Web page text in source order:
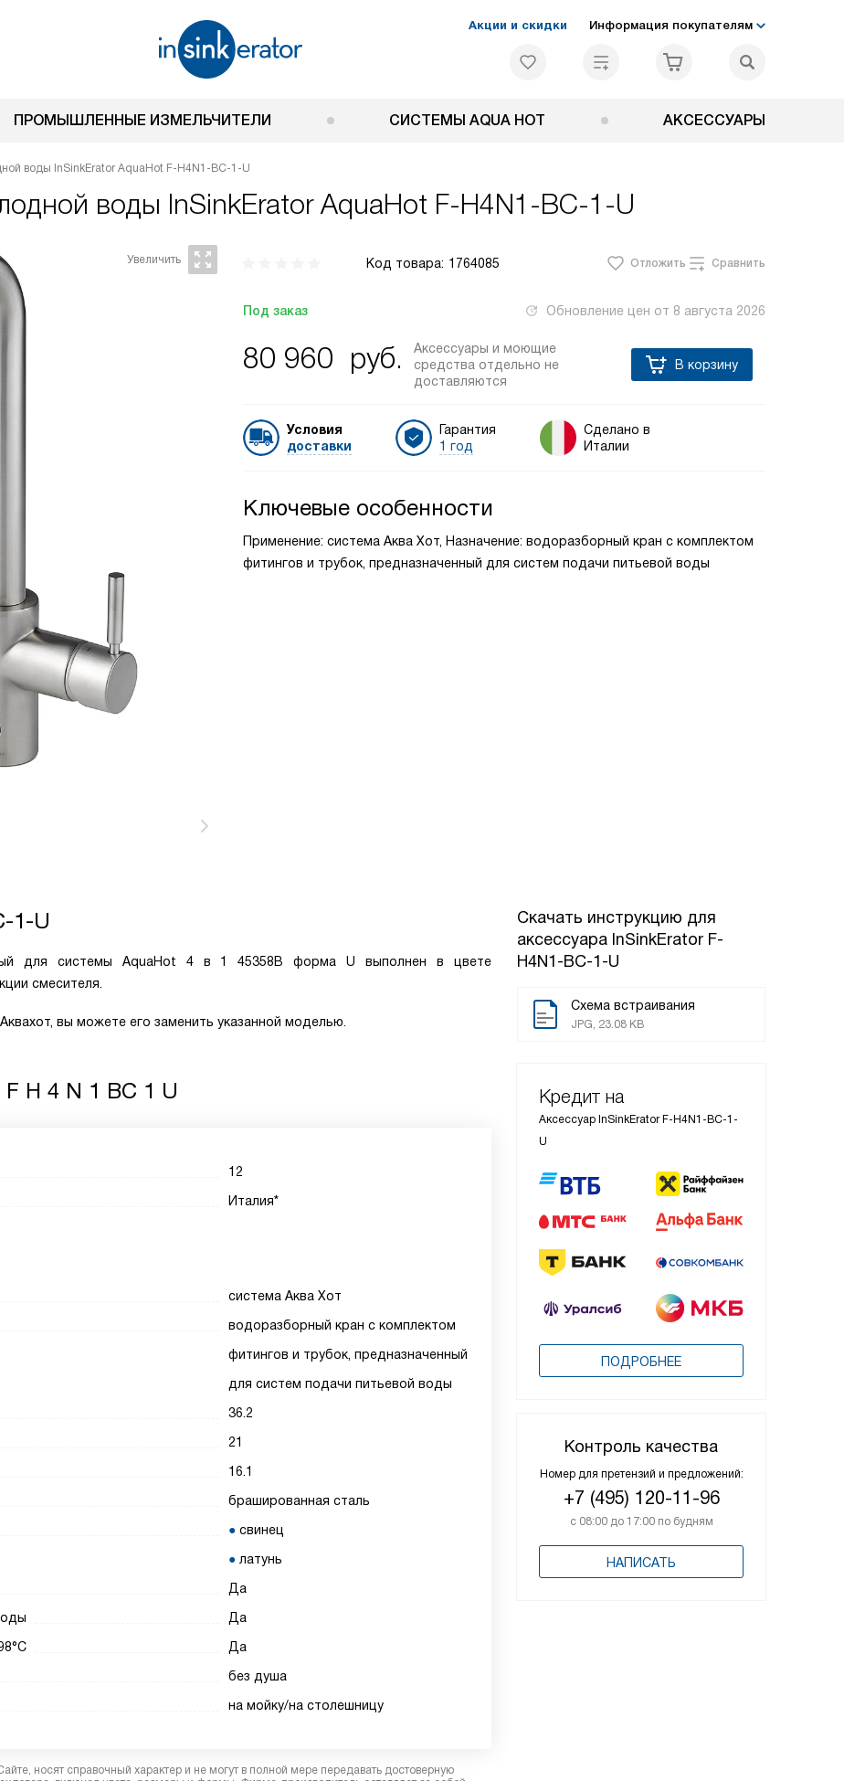
Акции и скидки Информация покупателям
ПРОМЫШЛЕННЫЕ ИЗМЕЛЬЧИТЕЛИ СИСТЕМЫ AQUA HOT АКСЕССУАРЫ
воды InSinkErator AquaHot F-H4N1-BC-1-U
воды InSinkErator AquaHot F-H4N1-BC-1-U
Код товара: 1764085 Отложить Сравнить
Под заказ Обновление цен от 8 августа 2026
80 960 руб.
Аксессуары и моющие
средства отдельно не
доставляются
В корзину
Условия
доставки
Гарантия
1 год
Сделано в
Италии
Ключевые особенности
Применение: система Аква Хот, Назначение: водоразборный кран с комплектом
фитингов и трубок, предназначенный для систем подачи питьевой воды
Скачать инструкцию для
аксессуара InSinkErator F-
H4N1-BC-1-U
Схема встраивания
JPG, 23.08 KB
Кредит на
Аксессуар InSinkErator F-H4N1-BC-1-
U
ПОДРОБНЕЕ
Контроль качества
Номер для претензий и предложений:
+7 (495) 120-11-96
с 08:00 до 17:00 по будням
НАПИСАТЬ
1-U
для системы AquaHot 4 в 1 45358B форма U выполнен в цвете
смесителя.
вы можете его заменить указанной моделью.
H 4 N 1 BC 1 U
12
Италия*
система Аква Хот
водоразборный кран с комплектом
фитингов и трубок, предназначенный
для систем подачи питьевой воды
36.2
21
16.1
брашированная сталь
свинец
латунь
Да
Да
Да
без душа
на мойку/на столешницу
носят справочный характер и не могут в полной мере передавать достоверную